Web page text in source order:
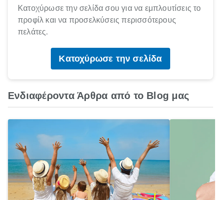
Κατοχύρωσε την σελίδα σου για να εμπλουτίσεις το
προφίλ και να προσελκύσεις περισσότερους
πελάτες.
Κατοχύρωσε την σελίδα
Ενδιαφέροντα Άρθρα από το Blog μας